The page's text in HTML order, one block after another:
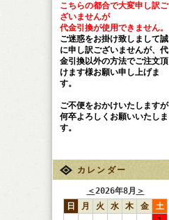
こちらの都合で大変申し訳ご
ざいませんが
代金引換が使用できません。
ご迷惑をお掛け致しまして誠
に申し訳ございませんが、代
金引換以外の方法でご注文頂
けます様お願い申し上げま
す。
ご不便をおかけいたしますが
何卒よろしくお願いいたしま
す。
カレンダー
＜2026年8月 ＞
日
月 火 水 木 金
土